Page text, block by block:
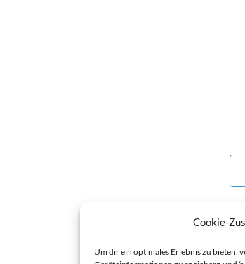
Cookie-
Um dir ein optimales Erlebnis zu bieten,